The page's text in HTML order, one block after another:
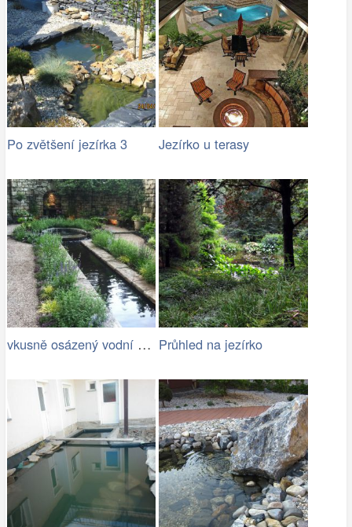
Po zvětšení jezírka 3 Jezírko u terasy
vkusně osázený vodní kanál s jezírkem Průhled na jezírko